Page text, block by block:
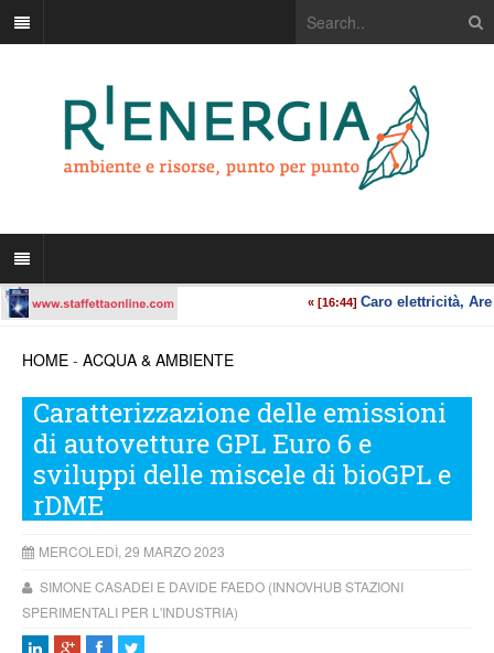
HOME - ACQUA & AMBIENTE
Caratterizzazione delle emissioni
di autovetture GPL Euro 6 e
sviluppi delle miscele di bioGPL e
rDME
MERCOLEDÌ, 29 MARZO 2023
SIMONE CASADEI E DAVIDE FAEDO (INNOVHUB STAZIONI
SPERIMENTALI PER L'INDUSTRIA)